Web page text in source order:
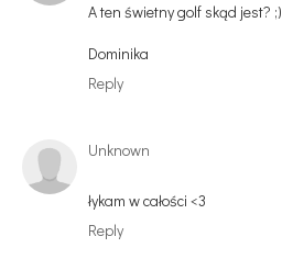
A ten świetny golf skąd jest? ;)
Dominika
Reply
Unknown
łykam w całości <3
Reply